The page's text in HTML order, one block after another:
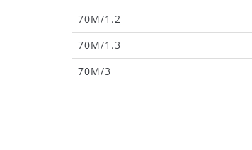
70M/1.2
70M/1.3
70M/3